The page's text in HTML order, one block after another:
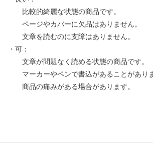
比較的綺麗な状態の商品です。
ページやカバーに欠品はありません。
文章を読むのに支障はありません。
・可：
文章が問題なく読める状態の商品です。
マーカーやペンで書込があることがありま
商品の痛みがある場合があります。